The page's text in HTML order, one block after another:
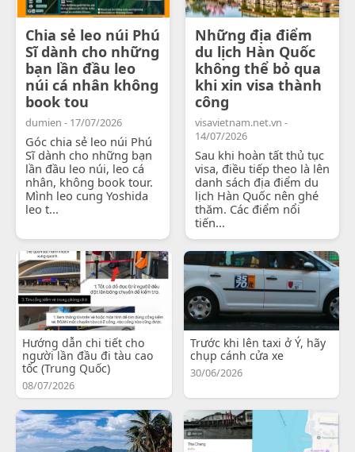
Chia sẻ leo núi Phú
Sĩ dành cho những
bạn lần đầu leo
núi cá nhân không
book tou
dumien - 17/07/2026
Góc chia sẻ leo núi Phú
Sĩ dành cho những bạn
lần đầu leo núi, leo cá
nhân, không book tour.
Mình leo cung Yoshida
leo t...
Những địa điểm
du lịch Hàn Quốc
không thể bỏ qua
khi xin visa thành
công
visavietnam.net.vn -
14/07/2026
Sau khi hoàn tất thủ tục
visa, điều tiếp theo là lên
danh sách địa điểm du
lịch Hàn Quốc nên ghé
thăm. Các điểm nổi
tiến...
Hướng dẫn chi tiết cho
người lần đầu đi tàu cao
tốc (Trung Quốc)
08/07/2026
Trước khi lên taxi ở Ý, hãy
chụp cánh cửa xe
30/06/2026